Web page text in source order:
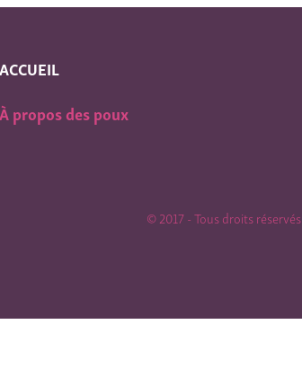
ACCUEIL
À propos des poux
© 2017 - Tous droits réservés